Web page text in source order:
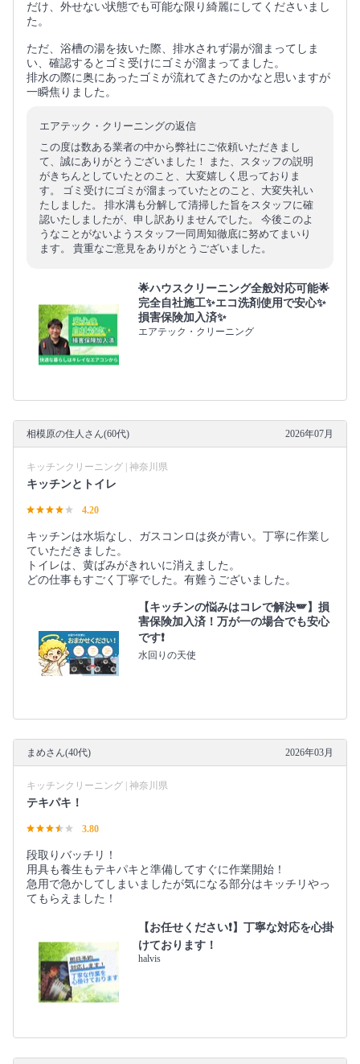
だけ、外せない状態でも可能な限り綺麗にしてくださいまし
た。
ただ、浴槽の湯を抜いた際、排水されず湯が溜まってしま
い、確認するとゴミ受けにゴミが溜まってました。
排水の際に奥にあったゴミが流れてきたのかなと思いますが
一瞬焦りました。
エアテック・クリーニングの返信
この度は数ある業者の中から弊社にご依頼いただきまし
て、誠にありがとうございました！ また、スタッフの説明
がきちんとしていたとのこと、大変嬉しく思っておりま
す。 ゴミ受けにゴミが溜まっていたとのこと、大変失礼い
たしました。 排水溝も分解して清掃した旨をスタッフに確
認いたしましたが、申し訳ありませんでした。 今後このよ
うなことがないようスタッフ一同周知徹底に努めてまいり
ます。 貴重なご意見をありがとうございました。
🌟ハウスクリーニング全般対応可能🌟
完全自社施工✨エコ洗剤使用で安心✨
損害保険加入済✨
エアテック・クリーニング
相模原の住人さん(60代) 2026年07月
キッチンクリーニング | 神奈川県
キッチンとトイレ
4.20
キッチンは水垢なし、ガスコンロは炎が青い。丁寧に作業し
ていただきました。
トイレは、黄ばみがきれいに消えました。
どの仕事もすごく丁寧でした。有難うございました。
【キッチンの悩みはコレで解決🪽】損
害保険加入済！万が一の場合でも安心
です❗️
水回りの天使
まめさん(40代) 2026年03月
キッチンクリーニング | 神奈川県
テキパキ！
3.80
段取りバッチリ！
用具も養生もテキパキと準備してすぐに作業開始！
急用で急かしてしまいましたが気になる部分はキッチリやっ
てもらえました！
【お任せください❗️】丁寧な対応を心掛
けております！
halvis